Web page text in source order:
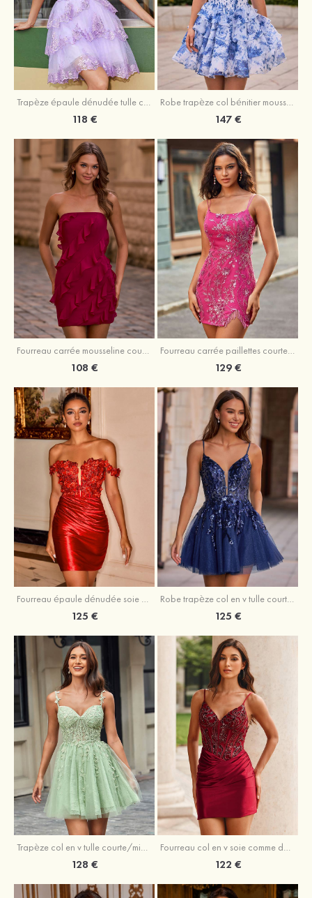
Trapèze épaule dénudée tulle courte/mini robe de fête de la rentrée avec paillettes
118 €
Robe trapèze col bénitier mousseline courte/mini robe de fête de la rentrée avec appliqué
147 €
Fourreau carrée mousseline courte/mini robe de fête de la rentré avec volants
108 €
Fourreau carrée paillettes courte/mini robe de fête de la rentrée
129 €
Fourreau épaule dénudée soie comme du satin courte/mini robe de fête de la rentrée
125 €
Robe trapèze col en v tulle courte/mini robe de fête de la rentrée avec poches paillettes
125 €
Trapèze col en v tulle courte/mini robe de fête de la rentrée avec perles
128 €
Fourreau col en v soie comme du satin courte/mini robe de fête de la rentrée avec paillettes
122 €